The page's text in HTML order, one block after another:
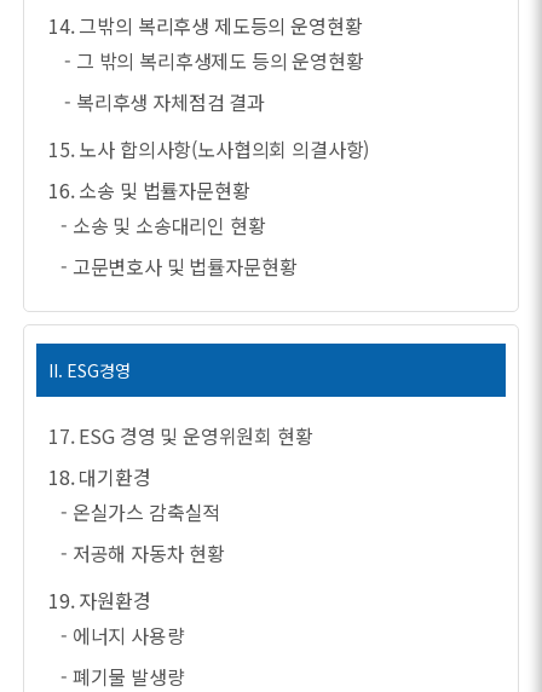
14. 그밖의 복리후생 제도등의 운영현황
- 그 밖의 복리후생제도 등의 운영현황
- 복리후생 자체점검 결과
15. 노사 합의사항(노사협의회 의결사항)
16. 소송 및 법률자문현황
- 소송 및 소송대리인 현황
- 고문변호사 및 법률자문현황
II. ESG경영
17. ESG 경영 및 운영위원회 현황
18. 대기환경
- 온실가스 감축실적
- 저공해 자동차 현황
19. 자원환경
- 에너지 사용량
- 폐기물 발생량